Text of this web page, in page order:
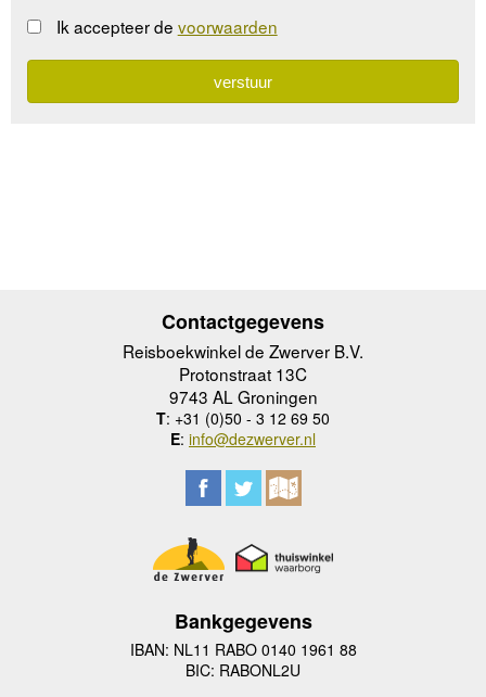
Ik accepteer de voorwaarden
Contactgegevens
Reisboekwinkel de Zwerver B.V.
Protonstraat 13C
9743 AL Groningen
T: +31 (0)50 - 3 12 69 50
E: info@dezwerver.nl
Bankgegevens
IBAN: NL11 RABO 0140 1961 88
BIC: RABONL2U